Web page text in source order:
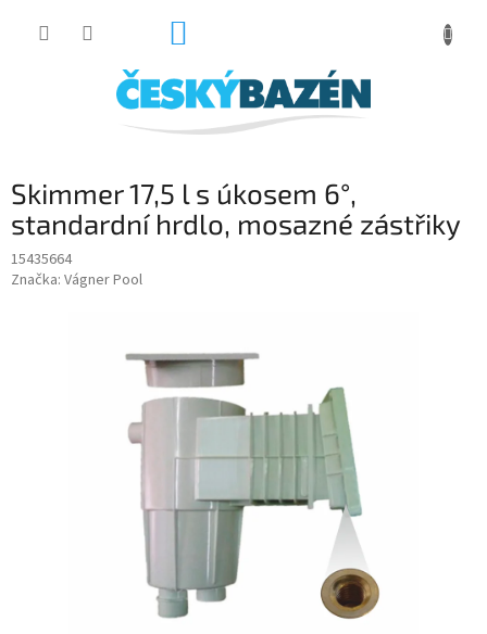
Skimmer 17,5 l s úkosem 6°,
standardní hrdlo, mosazné zástřiky
15435664
Značka: Vágner Pool